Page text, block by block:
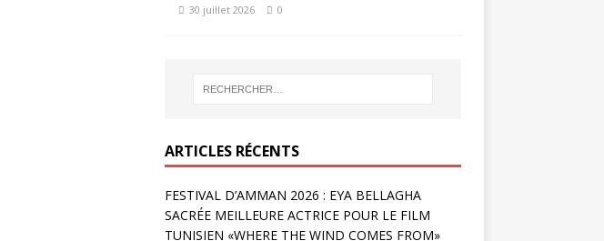
30 juillet 2026 0
ARTICLES RÉCENTS
FESTIVAL D’AMMAN 2026 : EYA BELLAGHA
SACRÉE MEILLEURE ACTRICE POUR LE FILM
TUNISIEN «WHERE THE WIND COMES FROM»